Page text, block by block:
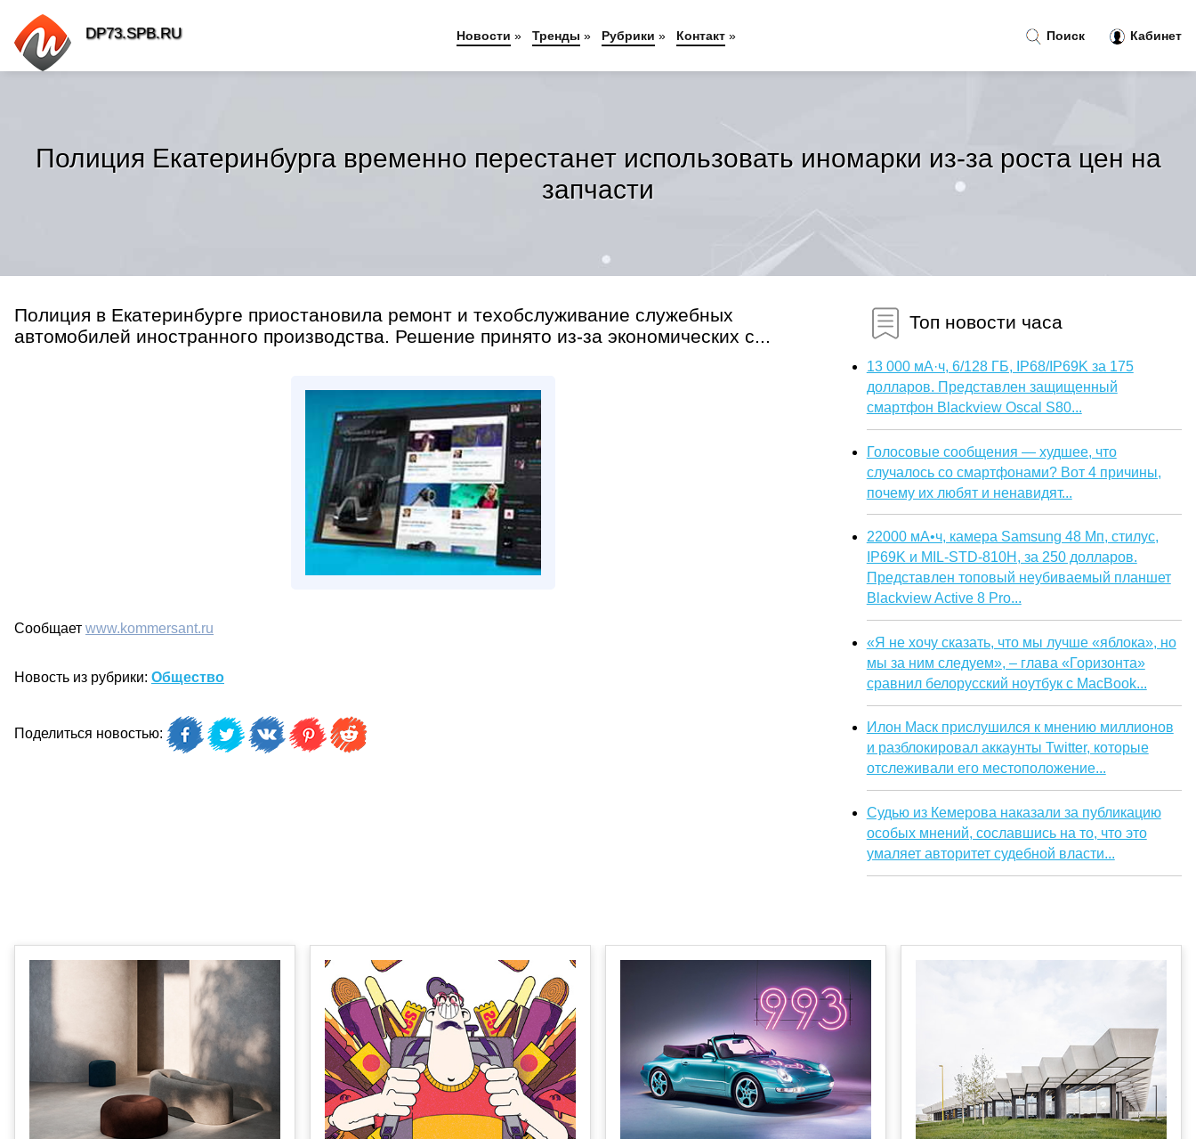
Полиция Екатеринбурга временно перестанет использовать иномарки из-за роста цен на
запчасти
Полиция в Екатеринбурге приостановила ремонт и техобслуживание служебных
автомобилей иностранного производства. Решение принято из-за экономических с...
Сообщает www.kommersant.ru
Новость из рубрики: Общество
Поделиться новостью:
Топ новости часа
13 000 мА·ч, 6/128 ГБ, IP68/IP69K за 175
долларов. Представлен защищенный
смартфон Blackview Oscal S80...
Голосовые сообщения — худшее, что
случалось со смартфонами? Вот 4 причины,
почему их любят и ненавидят...
22000 мА•ч, камера Samsung 48 Мп, стилус,
IP69K и MIL-STD-810H, за 250 долларов.
Представлен топовый неубиваемый планшет
Blackview Active 8 Pro...
«Я не хочу сказать, что мы лучше «яблока», но
мы за ним следуем», – глава «Горизонта»
сравнил белорусский ноутбук с MacBook...
Илон Маск прислушился к мнению миллионов
и разблокировал аккаунты Twitter, которые
отслеживали его местоположение...
Судью из Кемерова наказали за публикацию
особых мнений, сославшись на то, что это
умаляет авторитет судебной власти...
Поиск Кабинет
DP73.SPB.RU Новости » Тренды » Рубрики » Контакт »